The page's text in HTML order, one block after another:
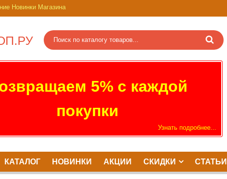
Новинки Магазина
5% с каждой
покупки
Узнать подробнее...
КАТАЛОГ НОВИНКИ АКЦИИ СКИДКИ СТАТЬИ